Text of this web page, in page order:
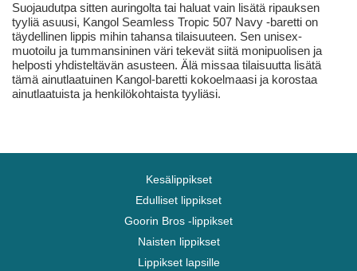
Suojaudutpa sitten auringolta tai haluat vain lisätä ripauksen
tyyliä asuusi, Kangol Seamless Tropic 507 Navy -baretti on
täydellinen lippis mihin tahansa tilaisuuteen. Sen unisex-
muotoilu ja tummansininen väri tekevät siitä monipuolisen ja
helposti yhdisteltävän asusteen. Älä missaa tilaisuutta lisätä
tämä ainutlaatuinen Kangol-baretti kokoelmaasi ja korostaa
ainutlaatuista ja henkilökohtaista tyyliäsi.
Kesälippikset
Edulliset lippikset
Goorin Bros -lippikset
Naisten lippikset
Lippikset lapsille